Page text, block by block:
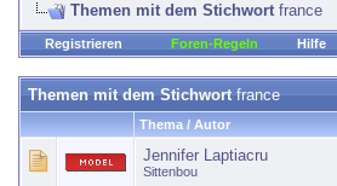
Themen mit dem Stichwort france
Registrieren Foren-Regeln Hilfe
Themen mit dem Stichwortfrance
Thema / Autor
Jennifer Laptiacru
Sittenbou